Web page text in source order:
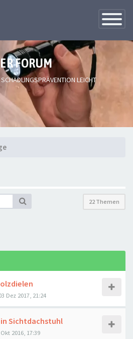
Toggle
FORUM
LEICHT
22 Themen
Dez 2017, 21:24
Sichtdachstuhl
2016, 17:39